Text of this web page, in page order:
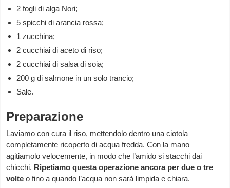
2 fogli di alga Nori;
5 spicchi di arancia rossa;
1 zucchina;
2 cucchiai di aceto di riso;
2 cucchiai di salsa di soia;
200 g di salmone in un solo trancio;
Sale.
Preparazione
Laviamo con cura il riso, mettendolo dentro una ciotola
completamente ricoperto di acqua fredda. Con la mano
agitiamolo velocemente, in modo che l’amido si stacchi dai
chicchi. Ripetiamo questa operazione ancora per due o tre
volte o fino a quando l’acqua non sarà limpida e chiara.